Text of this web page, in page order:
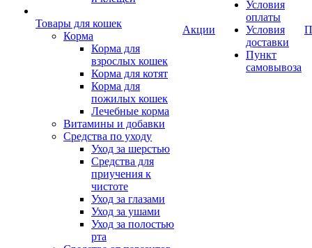
Товары для кошек
Корма
Корма для
взрослых кошек
Корма для котят
Корма для
пожилых кошек
Лечебные корма
Витамины и добавки
Средства по уходу
Уход за шерстью
Средства для
приучения к
чистоте
Уход за глазами
Уход за ушами
Уход за полостью
рта
Акции
Условия
оплаты
Условия
доставки
Пункт
самовывоза